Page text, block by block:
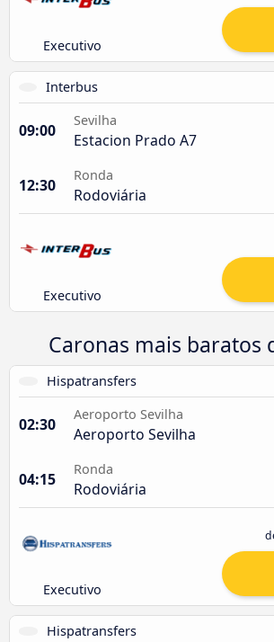
Executivo
Interbus
09:00
Sevilha
Estacion Prado A7
12:30
Ronda
Rodoviária
Executivo
Caronas mais baratos
Hispatransfers
02:30
Aeroporto Sevilha
Aeroporto Sevilha
04:15
Ronda
Rodoviária
Executivo
Hispatransfers